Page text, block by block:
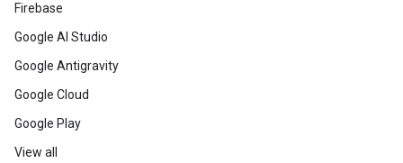
Firebase
Google AI Studio
Google Antigravity
Google Cloud
Google Play
View all